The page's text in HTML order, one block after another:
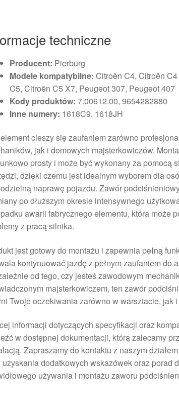
techniczne
Producent: Pierburg
Modele kompatybilne: Citroën C4, Citroën
C5, Citroën C5 X7, Peugeot 307, Peugeot 407
Kody produktów: 7.00612.00, 9654282880
Inne numery: 1618C9, 1618JH
cieszy się zaufaniem zarówno
jak i domowych majsterkowiczów.
prosty i może być wykonany za pomocą
dzięki czemu jest idealnym wyborem dla
naprawę pojazdu. Zawór
po dłuższym okresie intensywnego
awarii fabrycznego elementu, która może
z pracą silnika.
jest gotowy do montażu i zapewnia pełną
kontynuować jazdę z pełnym zaufaniem do
od tego, czy jesteś zawodowym
majsterkowiczem, ten zawór
Twoje oczekiwania zarówno w warsztacie, jak
informacji dotyczących specyfikacji oraz
w dostępnej dokumentacji, którą zalecamy
Zapraszamy do kontaktu z naszym
uzyskania dodatkowych wskazówek oraz porad
używania i montażu zaworu